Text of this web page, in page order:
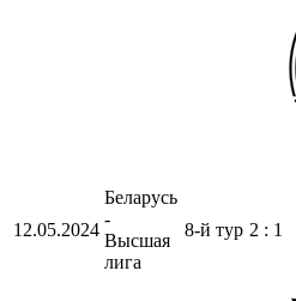
12.05.2024
Беларусь
-
Высшая
лига
8-й тур 2 : 1